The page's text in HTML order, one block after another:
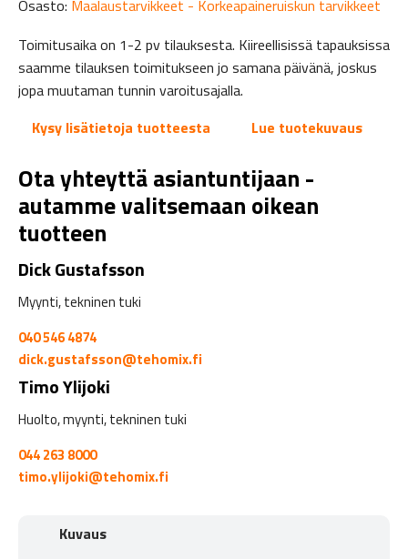
Osasto: Maalaustarvikkeet - Korkeapaineruiskun tarvikkeet
Toimitusaika on 1-2 pv tilauksesta. Kiireellisissä tapauksissa
saamme tilauksen toimitukseen jo samana päivänä, joskus
jopa muutaman tunnin varoitusajalla.
Kysy lisätietoja tuotteesta
Lue tuotekuvaus
Ota yhteyttä asiantuntijaan -
autamme valitsemaan oikean
tuotteen
Dick Gustafsson
Myynti, tekninen tuki
040 546 4874
dick.gustafsson@tehomix.fi
Timo Ylijoki
Huolto, myynti, tekninen tuki
044 263 8000
timo.ylijoki@tehomix.fi
Kuvaus